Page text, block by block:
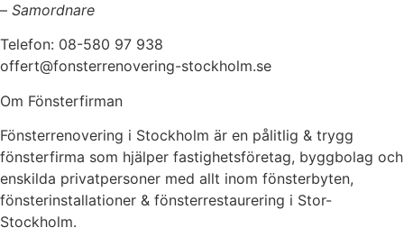
– Samordnare
Telefon: 08-580 97 938
offert@fonsterrenovering-stockholm.se
Om Fönsterfirman
Fönsterrenovering i Stockholm är en pålitlig & trygg
fönsterfirma som hjälper fastighetsföretag, byggbolag och
enskilda privatpersoner med allt inom fönsterbyten,
fönsterinstallationer & fönsterrestaurering i Stor-
Stockholm.